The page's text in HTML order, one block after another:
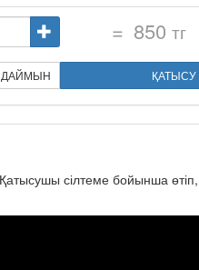
= 850 тг
ҚАТЫСУ
Қатысушы сілтеме бойынша